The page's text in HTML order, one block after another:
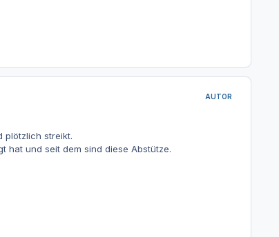
AUTOR
plötzlich streikt.
hat und seit dem sind diese Abstütze.